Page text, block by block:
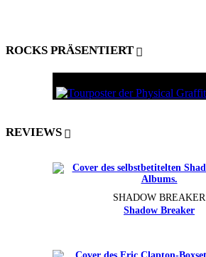
ROCKS PRÄSENTIERT
REVIEWS
SHADOW BREAKER
Shadow Breaker